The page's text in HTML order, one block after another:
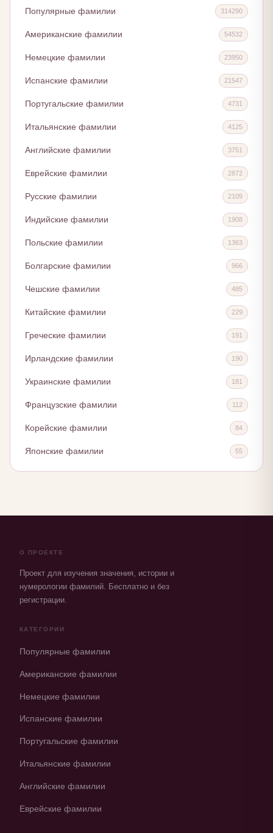
Популярные фамилии 314290
Американские фамилии 54532
Немецкие фамилии 23950
Испанские фамилии 21547
Португальские фамилии 4731
Итальянские фамилии 4125
Английские фамилии 3751
Еврейские фамилии 2872
Русские фамилии 2109
Индийские фамилии 1908
Польские фамилии 1363
Болгарские фамилии 966
Чешские фамилии 485
Китайские фамилии 229
Греческие фамилии 191
Ирландские фамилии 190
Украинские фамилии 181
Французские фамилии 112
Корейские фамилии 84
Японские фамилии 55
О ПРОЕКТЕ
Проект для изучения значения, истории и
нумерологии фамилий. Бесплатно и без
регистрации.
КАТЕГОРИИ
Популярные фамилии
Американские фамилии
Немецкие фамилии
Испанские фамилии
Португальские фамилии
Итальянские фамилии
Английские фамилии
Еврейские фамилии